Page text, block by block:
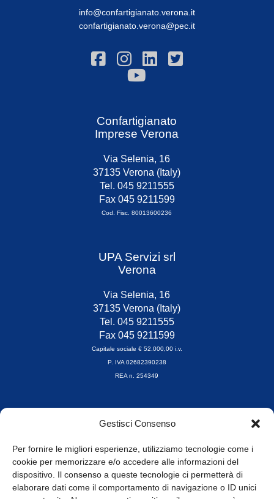
Gestisci Consenso
Per fornire le migliori esperienze, utilizziamo tecnologie come i
cookie per memorizzare e/o accedere alle informazioni del
dispositivo. Il consenso a queste tecnologie ci permetterà di
elaborare dati come il comportamento di navigazione o ID unici
info@confartigianato.verona.it
confartigianato.verona@pec.it
Confartigianato
Imprese Verona
Via Selenia, 16
37135 Verona (Italy)
Tel. 045 9211555
Fax 045 9211599
Cod. Fisc. 80013600236
UPA Servizi srl
Verona
Via Selenia, 16
37135 Verona (Italy)
Tel. 045 9211555
Fax 045 9211599
Capitale sociale € 52.000,00 i.v.
P. IVA 02682390238
REA n. 254349
Orari di apertura
8.30-13.00 / 14.00-17.30
Whistleblowing